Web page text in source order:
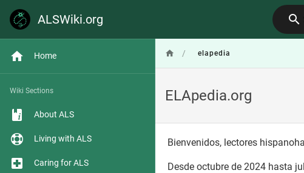
ALSWiki.org
Home
Wiki Sections
About ALS
Living with ALS
Caring for ALS
/ elapedia
ELApedia.org
Bienvenidos, lectores
Desde octubre de 2024 hasta